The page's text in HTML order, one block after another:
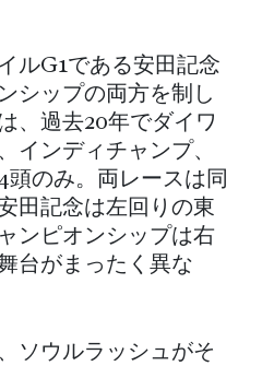
ルG1である安田記念
シップの両方を制し
、過去20年でダイワ
インディチャンプ、
頭のみ。両レースは同
田記念は左回りの東
ンピオンシップは右
台がまったく異な
ソウルラッシュがそ